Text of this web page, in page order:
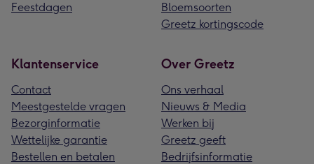
Feestdagen
Bloemsoorten
Greetz kortingscode
Klantenservice
Contact
Meestgestelde vragen
Bezorginformatie
Wettelijke garantie
Bestellen en betalen
Over Greetz
Ons verhaal
Nieuws & Media
Werken bij
Greetz geeft
Bedrijfsinformatie